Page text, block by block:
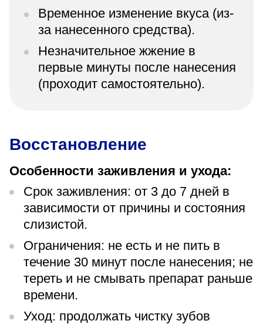
Временное изменение вкуса (из-
за нанесенного средства).
Незначительное жжение в
первые минуты после нанесения
(проходит самостоятельно).
Восстановление
Особенности заживления и ухода:
Срок заживления: от 3 до 7 дней в
зависимости от причины и состояния
слизистой.
Ограничения: не есть и не пить в
течение 30 минут после нанесения; не
тереть и не смывать препарат раньше
времени.
Уход: продолжать чистку зубов